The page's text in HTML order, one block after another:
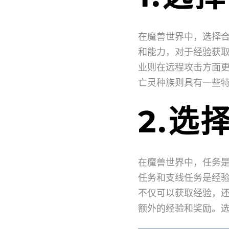
在魔兽世界中，选择
和能力，对于经验获
业则在远程攻击方面
亡灵种族则具有一些
2.选
在魔兽世界中，任务
任务和支线任务是经
不仅可以获取经验，
额外的经验和奖励。